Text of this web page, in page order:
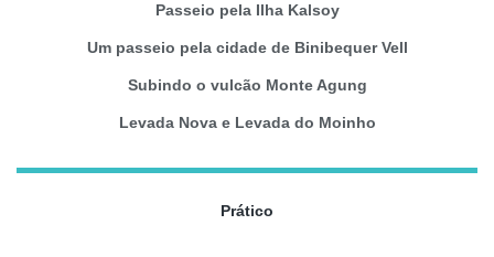
Passeio pela Ilha Kalsoy
Um passeio pela cidade de Binibequer Vell
Subindo o vulcão Monte Agung
Levada Nova e Levada do Moinho
Prático